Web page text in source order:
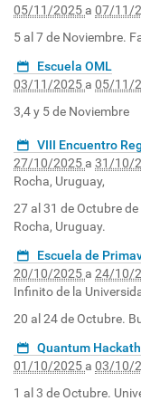
05/11/2025 a 07/11/
5 al 7 de Noviembre.
Escuela OML
03/11/2025 a 05/11/
3,4 y 5 de Noviembre
VIII Encuentro
27/10/2025 a 31/10/
Rocha, Uruguay,
27 al 31 de Octubre
Rocha, Uruguay.
Escuela de
20/10/2025 a 24/10/
Infinito de la
20 al 24 de Octubre.
Quantum
01/10/2025 a 03/10/
1 al 3 de Octubre.